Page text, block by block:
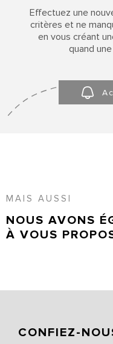
Effectuez une
critères et ne
en vous créant
quand
MAIS AUSSI
NOUS AVONS
À VOUS
CONFIEZ-